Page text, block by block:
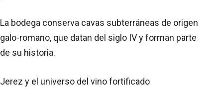
La bodega conserva cavas subterráneas de origen
galo-romano, que datan del siglo IV y forman parte
de su historia.
Jerez y el universo del vino fortificado